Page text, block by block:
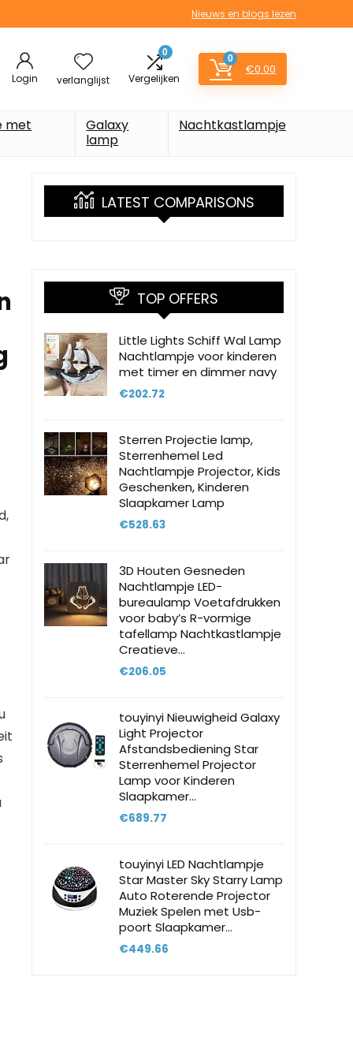
Nieuws en blogs lezen
Login verlanglijst
0
Vergelijken
0
€0.00
met
Galaxy
lamp
Nachtkastlampje
LATEST COMPARISONS
TOP OFFERS
Little Lights Schiff Wal Lamp
Nachtlampje voor kinderen
met timer en dimmer navy
€202.72
Sterren Projectie lamp,
Sterrenhemel Led
Nachtlampje Projector, Kids
Geschenken, Kinderen
Slaapkamer Lamp
€528.63
3D Houten Gesneden
Nachtlampje LED-
bureaulamp Voetafdrukken
voor baby’s R-vormige
tafellamp Nachtkastlampje
Creatieve…
€206.05
touyinyi Nieuwigheid Galaxy
Light Projector
Afstandsbediening Star
Sterrenhemel Projector
Lamp voor Kinderen
Slaapkamer…
€689.77
touyinyi LED Nachtlampje
Star Master Sky Starry Lamp
Auto Roterende Projector
Muziek Spelen met Usb-
poort Slaapkamer…
€449.66